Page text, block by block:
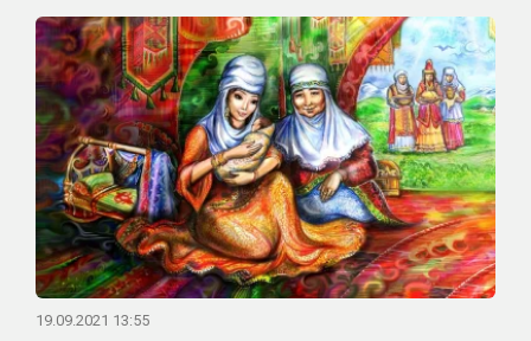
19.09.2021 13:55